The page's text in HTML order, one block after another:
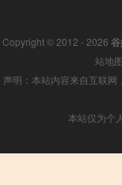
Copyright © 2012 - 2026
站地图
声明：本站内容来自互联
本站仅为个